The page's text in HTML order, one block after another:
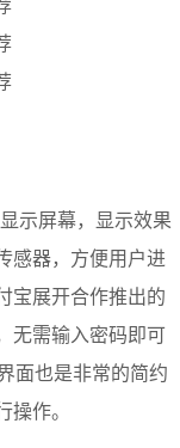
示屏幕，显示效果
感器，方便用户进
宝展开合作推出的
无需输入密码即可
面也是非常的简约
操作。